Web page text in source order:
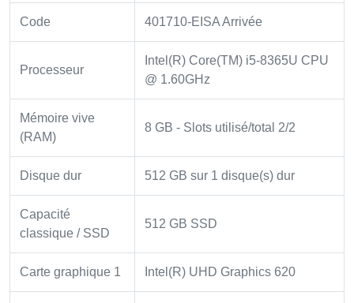
Code 401710-EISA Arrivée
Processeur
Intel(R) Core(TM) i5-8365U CPU
@ 1.60GHz
Mémoire vive
(RAM)
8 GB - Slots utilisé/total 2/2
Disque dur 512 GB sur 1 disque(s) dur
Capacité
classique / SSD
512 GB SSD
Carte graphique 1 Intel(R) UHD Graphics 620